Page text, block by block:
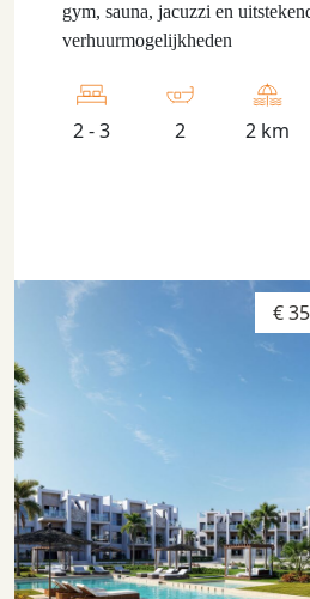
gym, sauna, jacuzzi en
verhuurmogelijkheden
2 - 3 2 2 km
€